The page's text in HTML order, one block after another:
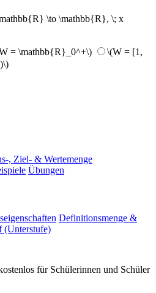
\to \mathbb{R}, \; x
= \mathbb{R}_0^+\)
\(W = [1,
, Ziel- & Wertemenge
Übungen
Definitionsmenge &
(Unterstufe)
für Schülerinnen und Schüler